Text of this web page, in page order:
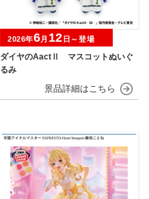
ダイヤのAactⅡ マスコットぬいぐ
るみ
2026年6月 12 日～登場